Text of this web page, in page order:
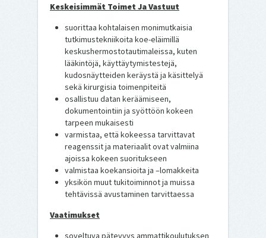
Keskeisimmät Toimet Ja Vastuut
suorittaa kohtalaisen monimutkaisia
tutkimustekniikoita koe-eläimillä
keskushermostotautimaleissa, kuten
lääkintöjä, käyttäytymistestejä,
kudosnäytteiden keräystä ja käsittelyä
sekä kirurgisia toimenpiteitä
osallistuu datan keräämiseen,
dokumentointiin ja syöttöön kokeen
tarpeen mukaisesti
varmistaa, että kokeessa tarvittavat
reagenssit ja materiaalit ovat valmiina
ajoissa kokeen suoritukseen
valmistaa koekansioita ja –lomakkeita
yksikön muut tukitoiminnot ja muissa
tehtävissä avustaminen tarvittaessa
Vaatimukset
soveltuva pätevyys ammattikoulutuksen